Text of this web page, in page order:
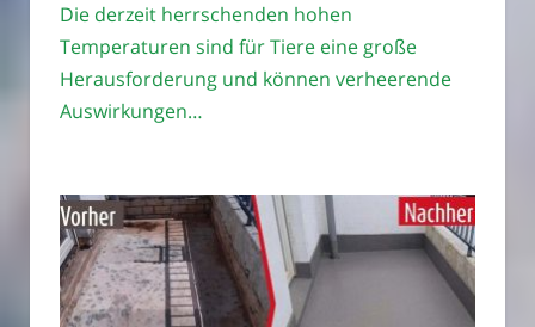
Die derzeit herrschenden hohen
Temperaturen sind für Tiere eine große
Herausforderung und können verheerende
Auswirkungen…